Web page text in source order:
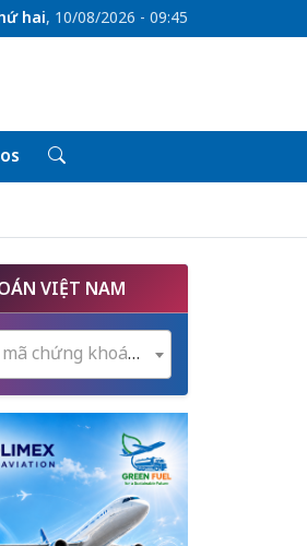
hai, 10/08/2026 - 09:45
VIỆT NAM
Tìm kiếm mã chứng khoán...